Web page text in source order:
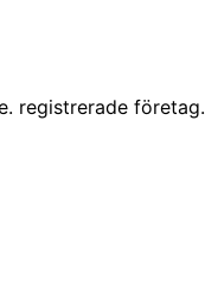
registrerade företag.